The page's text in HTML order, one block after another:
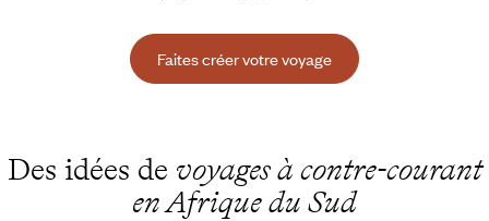
Faites créer votre voyage
Des idées de voyages à contre-courant
en Afrique du Sud